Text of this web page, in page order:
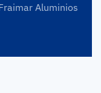
Aluminios